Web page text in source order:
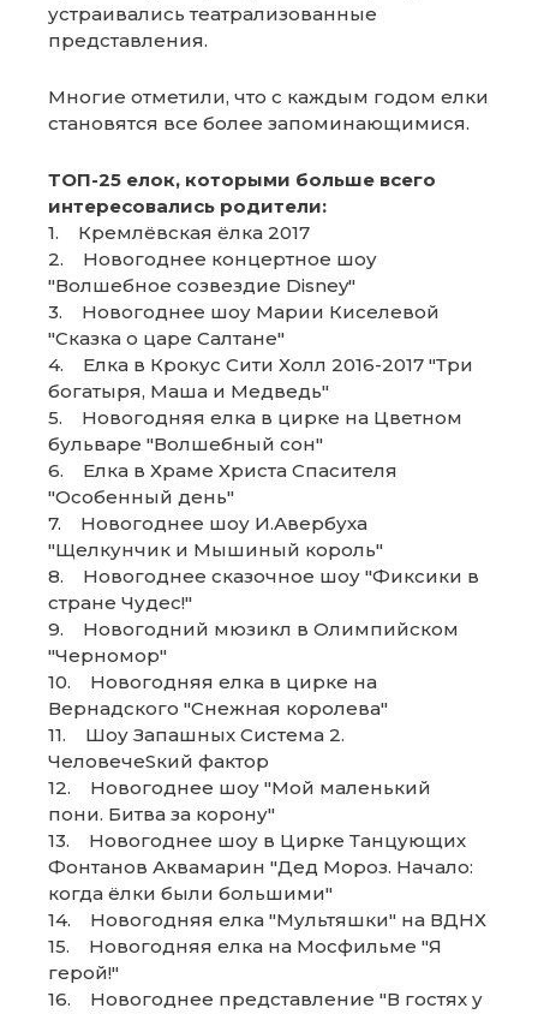
устраивались театрализованные
представления.
Многие отметили, что с каждым годом елки
становятся все более запоминающимися.
ТОП-25 елок, которыми больше всего
интересовались родители:
1. Кремлёвская ёлка 2017
2. Новогоднее концертное шоу
"Волшебное созвездие Disney"
3. Новогоднее шоу Марии Киселевой
"Сказка о царе Салтане"
4. Елка в Крокус Сити Холл 2016-2017 "Три
богатыря, Маша и Медведь"
5. Новогодняя елка в цирке на Цветном
бульваре "Волшебный сон"
6. Елка в Храме Христа Спасителя
"Особенный день"
7. Новогоднее шоу И.Авербуха
"Щелкунчик и Мышиный король"
8. Новогоднее сказочное шоу "Фиксики в
стране Чудес!"
9. Новогодний мюзикл в Олимпийском
"Черномор"
10. Новогодняя елка в цирке на
Вернадского "Снежная королева"
11. Шоу Запашных Система 2.
ЧеловечеSкий фактор
12. Новогоднее шоу "Мой маленький
пони. Битва за корону"
13. Новогоднее шоу в Цирке Танцующих
Фонтанов Аквамарин "Дед Мороз. Начало:
когда ёлки были большими"
14. Новогодняя елка "Мультяшки" на ВДНХ
15. Новогодняя елка на Мосфильме "Я
герой!"
16. Новогоднее представление "В гостях у